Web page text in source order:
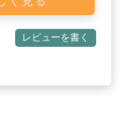
レビューを書く